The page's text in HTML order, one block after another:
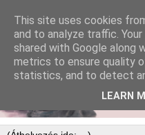
This site uses cookies
and to analyze traffic.
shared with Google along
metrics to ensure quality
statistics, and to detect
LEARN